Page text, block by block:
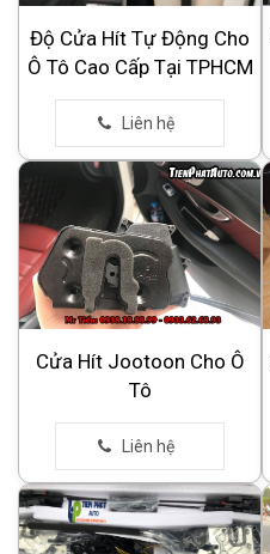
Độ Cửa Hít Tự Động Cho
Ô Tô Cao Cấp Tại TPHCM
Cửa Hít Jootoon Cho Ô
Tô